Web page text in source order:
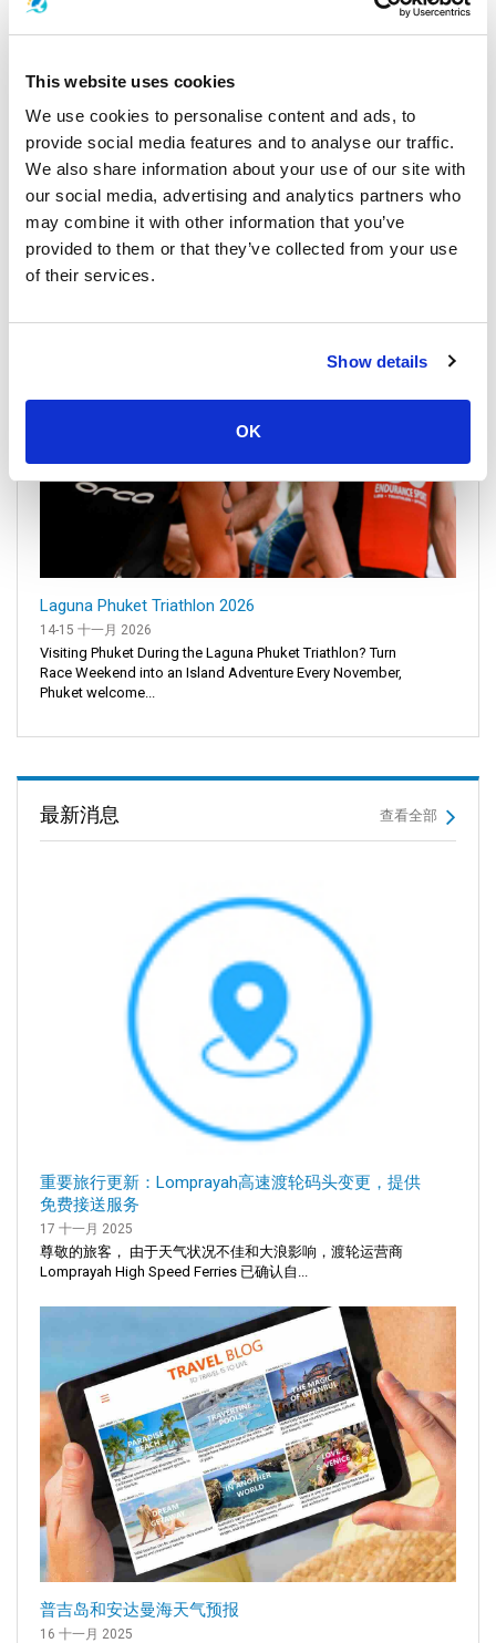
This website uses cookies
We use cookies to personalise content and ads, to
provide social media features and to analyse our traffic.
We also share information about your use of our site with
our social media, advertising and analytics partners who
may combine it with other information that you’ve
provided to them or that they’ve collected from your use
of their services.
Show details
OK
普吉岛素食节2026
10-18 十月 2026
普吉岛素食节 普吉岛素食节是在普吉镇举行的著名节日。每
年十月举行，持续九天。该节日源于中国信仰。人们相信在
农历九月期间不吃肉可以带来健康和平静的心境�...
Laguna Phuket Triathlon 2026
14-15 十一月 2026
Visiting Phuket During the Laguna Phuket Triathlon? Turn
Race Weekend into an Island Adventure Every November,
Phuket welcome...
最新消息 查看全部
重要旅行更新：Lomprayah高速渡轮码头变更，提供
免费接送服务
17 十一月 2025
尊敬的旅客， 由于天气状况不佳和大浪影响，渡轮运营商
Lomprayah High Speed Ferries 已确认自...
普吉岛和安达曼海天气预报
16 十一月 2025